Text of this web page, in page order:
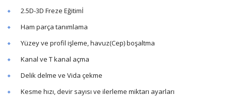
2.5D-3D Freze Eğitimİ
Ham parça tanımlama
Yüzey ve profil işleme, havuz(Cep) boşaltma
Kanal ve T kanal açma
Delik delme ve Vida çekme
Kesme hızı, devir sayısı ve ilerleme miktarı ayarları